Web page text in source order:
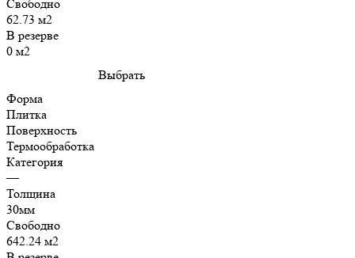
Свободно
62.73 м2
В резерве
0 м2
Выбрать
Форма
Плитка
Поверхность
Термообработка
Категория
—
Толщина
30мм
Свободно
642.24 м2